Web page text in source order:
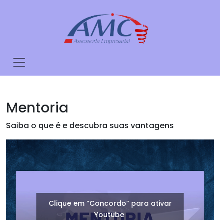
Mentoria
Saiba o que é e descubra suas vantagens
Clique em “Concordo” para ativar
Youtube